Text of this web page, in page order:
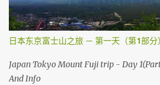
站 。 然后你会看到 Web Check in ， 按它
日本东京富士山之旅 － 第一天（第1部
Japan Tokyo Mount Fuji trip - Day
And